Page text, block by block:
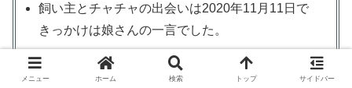
飼い主とチャチャの出会いは2020年11月11日で
きっかけは娘さんの一言でした。
メニュー ホーム 検索 トップ サイドバー